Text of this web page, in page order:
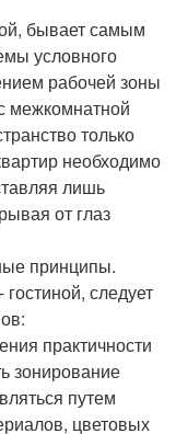
бывает самым
условного
рабочей зоны
межкомнатной
только
необходимо
лишь
от глаз
принципы.
следует
практичности
зонирование
путем
цветовых